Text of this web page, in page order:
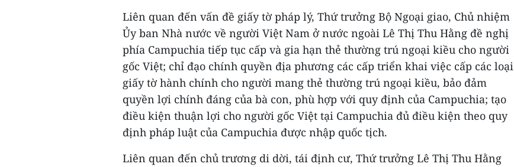
Liên quan đến vấn đề giấy tờ pháp lý, Thứ trưởng Bộ Ngoại giao, Chủ nhiệm
Ủy ban Nhà nước về người Việt Nam ở nước ngoài Lê Thị Thu Hằng đề nghị
phía Campuchia tiếp tục cấp và gia hạn thẻ thường trú ngoại kiều cho người
gốc Việt; chỉ đạo chính quyền địa phương các cấp triển khai việc cấp các loại
giấy tờ hành chính cho người mang thẻ thường trú ngoại kiều, bảo đảm
quyền lợi chính đáng của bà con, phù hợp với quy định của Campuchia; tạo
điều kiện thuận lợi cho người gốc Việt tại Campuchia đủ điều kiện theo quy
định pháp luật của Campuchia được nhập quốc tịch.
Liên quan đến chủ trương di dời, tái định cư, Thứ trưởng Lê Thị Thu Hằng